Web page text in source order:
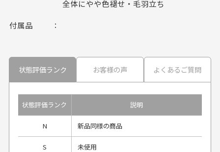
全体にやや色褪せ・毛羽立ち
付属品
状態評価ランク お客様の声 よくあるご質問
状態評価ランク 説明
N 新品同様の商品
S 未使用